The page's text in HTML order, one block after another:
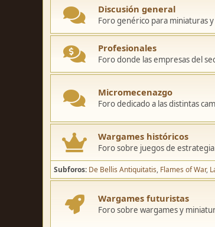
Discusión general
Foro genérico para miniaturas
Profesionales
Foro donde las empresas del
Micromecenazgo
Foro dedicado a las distintas
Wargames históricos
Foro sobre juegos de
Subforos De Bellis Antiquitatis Flames of War
Wargames futuristas
Foro sobre wargames y